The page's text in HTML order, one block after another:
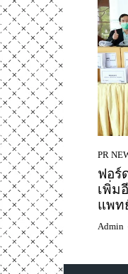
PR
ฟอร์
เพิ่ม
แพท
Admin